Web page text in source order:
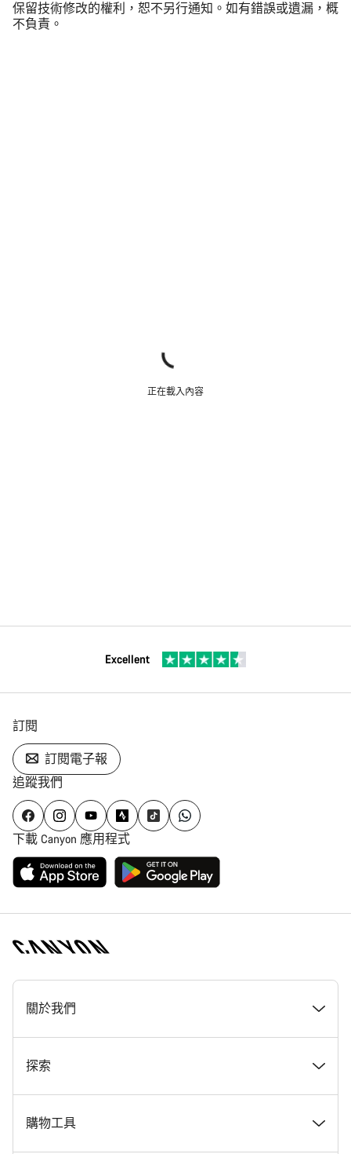
声
明
保留技術修改的權利，恕不另行通知。如有錯誤或遺漏，概
不負責。
正在載入內容
Excellent
訂閱
訂閱電子報
追蹤我們
下載 Canyon 應用程式
[footer.linksList.title]
關於我們
獎勵
Canyon 工作一覽
探索
最新消息 & 故事
購物工具